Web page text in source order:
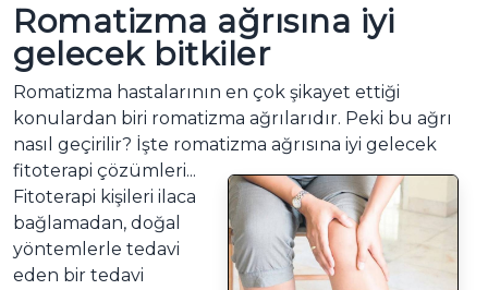
Romatizma ağrısına iyi
gelecek bitkiler
Romatizma hastalarının en çok şikayet ettiği
konulardan biri romatizma ağrılarıdır. Peki bu ağrı
nasıl geçirilir? İşte romatizma ağrısına iyi gelecek
fitoterapi çözümleri...
Fitoterapi kişileri ilaca
bağlamadan, doğal
yöntemlerle tedavi
eden bir tedavi